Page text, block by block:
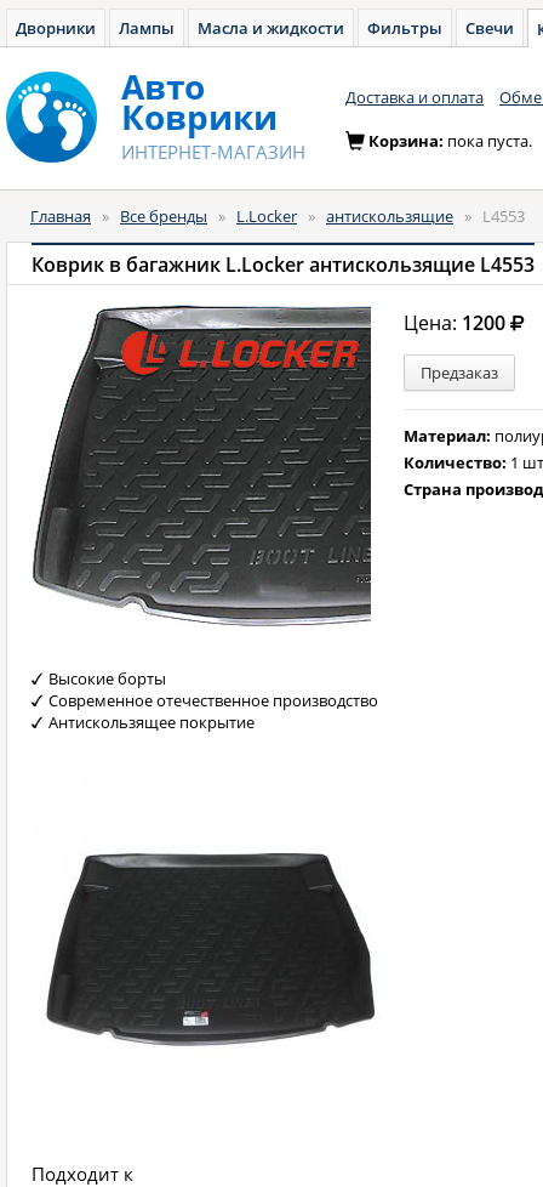
Дворники Лампы Масла и жидкости Фильтры Свечи
Авто
Коврики
ИНТЕРНЕТ-МАГАЗИН
Доставка и оплата
Корзина: пока пуста.
Главная » Все бренды » L.Locker » антискользящие » L4553
Коврик в багажник L.Locker антискользящие L4553
Цена: 1200
Предзаказ
Материал:
Количество: 1
Страна
Высокие борты
Современное отечественное производство
Антискользящее покрытие
Подходит к